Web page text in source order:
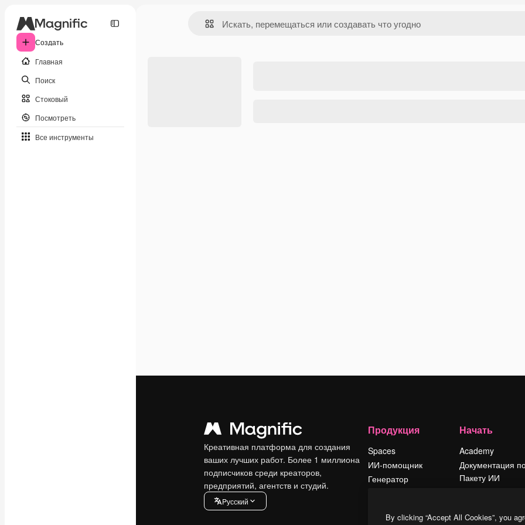
Создать
Главная
Поиск
Стоковый
Посмотреть
Все инструменты
Креативная платформа для создания
ваших лучших работ. Более 1 миллиона
подписчиков среди креаторов,
предприятий, агентств и студий.
Pусский
Продукция
Spaces
ИИ-помощник
Генератор
Начать
Academy
Документация
Пакету ИИ
Условия и
By clicking “Accept All Cookies”, you